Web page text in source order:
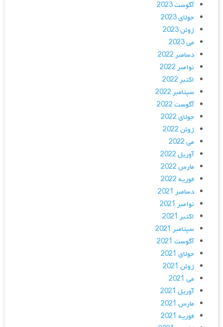
آگوست 2023
جولای 2023
ژوئن 2023
می 2023
دسامبر 2022
نوامبر 2022
اکتبر 2022
سپتامبر 2022
آگوست 2022
جولای 2022
ژوئن 2022
می 2022
آوریل 2022
مارس 2022
فوریه 2022
دسامبر 2021
نوامبر 2021
اکتبر 2021
سپتامبر 2021
آگوست 2021
جولای 2021
ژوئن 2021
می 2021
آوریل 2021
مارس 2021
فوریه 2021